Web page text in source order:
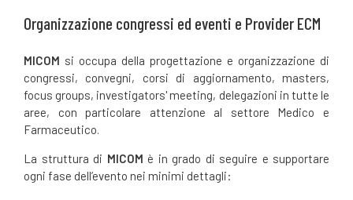
Organizzazione congressi ed eventi e Provider ECM
MICOM si occupa della progettazione e organizzazione di
congressi, convegni, corsi di aggiornamento, masters,
focus groups, investigators' meeting, delegazioni in tutte le
aree, con particolare attenzione al settore Medico e
Farmaceutico.
La struttura di MICOM è in grado di seguire e supportare
ogni fase dell’evento nei minimi dettagli: